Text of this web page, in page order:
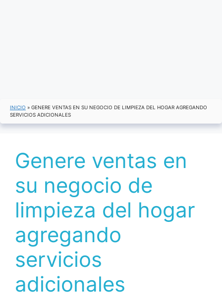
INICIO » GENERE VENTAS EN SU NEGOCIO DE LIMPIEZA DEL HOGAR AGREGANDO
SERVICIOS ADICIONALES
Genere ventas en
su negocio de
limpieza del hogar
agregando
servicios
adicionales